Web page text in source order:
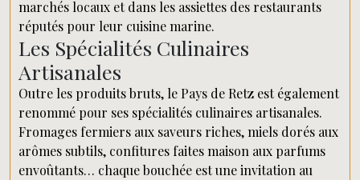
marchés locaux et dans les assiettes des restaurants
réputés pour leur cuisine marine.
Les Spécialités Culinaires
Artisanales
Outre les produits bruts, le Pays de Retz est également
renommé pour ses spécialités culinaires artisanales.
Fromages fermiers aux saveurs riches, miels dorés aux
arômes subtils, confitures faites maison aux parfums
envoûtants… chaque bouchée est une invitation au